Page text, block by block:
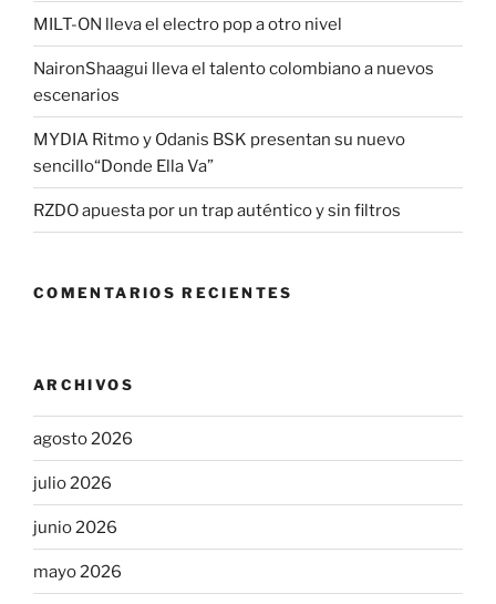
MILT-ON lleva el electro pop a otro nivel
NaironShaagui lleva el talento colombiano a nuevos
escenarios
MYDIA Ritmo y Odanis BSK presentan su nuevo
sencillo“Donde Ella Va”
RZDO apuesta por un trap auténtico y sin filtros
COMENTARIOS RECIENTES
ARCHIVOS
agosto 2026
julio 2026
junio 2026
mayo 2026